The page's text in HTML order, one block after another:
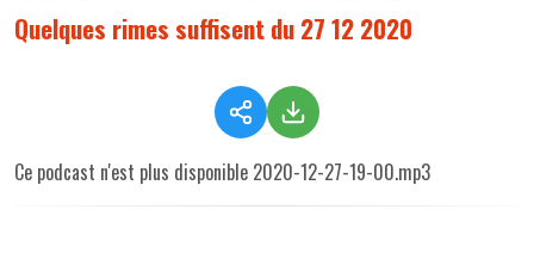
Quelques rimes suffisent du 27 12 2020
Ce podcast n'est plus disponible 2020-12-27-19-00.mp3